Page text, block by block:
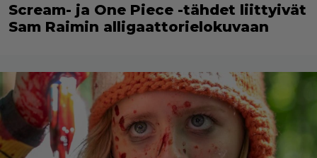
Scream- ja One Piece -tähdet liittyivät
Sam Raimin alligaattorielokuvaan